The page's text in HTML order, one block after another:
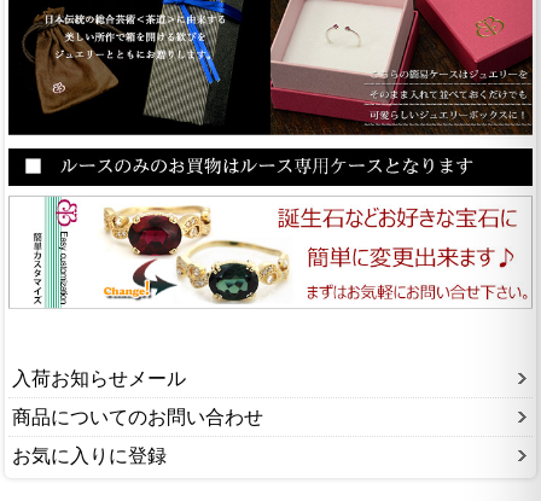
入荷お知らせメール
商品についてのお問い合わせ
お気に入りに登録